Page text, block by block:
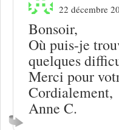
22 décembre
Bonsoir,
Où puis-je
quelques
Merci pour
Cordialement,
Anne C.